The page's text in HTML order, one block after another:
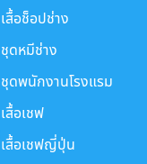
เสื้อช็อปช่าง
ชุดหมีช่าง
ชุดพนักงานโรงแรม
เสื้อเชฟ
เสื้อเชฟญี่ปุ่น